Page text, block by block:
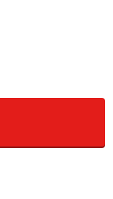
が大きすぎる